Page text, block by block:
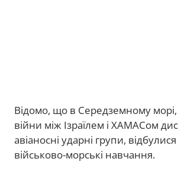
Відомо, що в Середземному морі,
війни між Ізраїлем і ХАМАСом
авіаносні ударні групи,
військово-морські навчання.